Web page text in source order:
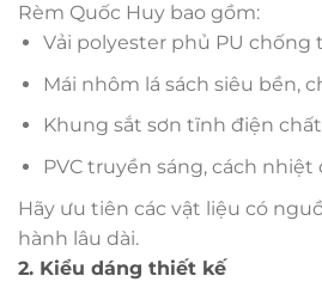
Rèm Quốc Huy bao gồm:
Vải polyester phủ PU chống
Mái nhôm lá sách siêu bền,
Khung sắt sơn tĩnh điện
PVC truyền sáng, cách nhiệt
Hãy ưu tiên các vật liệu có
hành lâu dài.
2. Kiểu dáng thiết kế